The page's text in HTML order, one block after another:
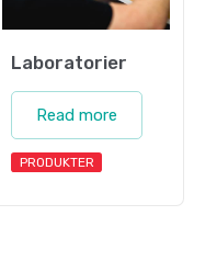
Laboratorier
Read more
PRODUKTER